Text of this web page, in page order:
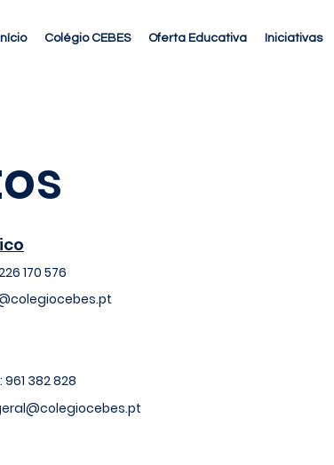
Início Colégio CEBES Oferta Educativa Iniciativas
170 576
961 382 828